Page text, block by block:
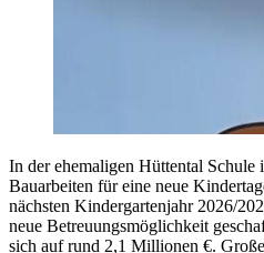
In der ehemaligen Hüttental Schule
Bauarbeiten für eine neue
nächsten Kindergartenjahr 2026/
neue Betreuungsmöglichkeit
sich auf rund 2,1 Millionen €.